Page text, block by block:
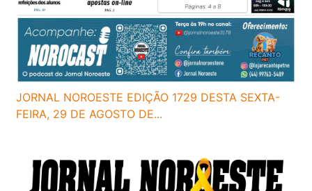
JORNAL NOROESTE EDIÇÃO 1729 DESTA SEXTA-
FEIRA, 29 DE AGOSTO DE...